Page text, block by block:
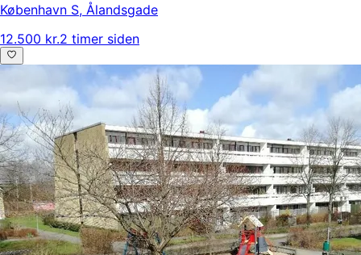
København S, Ålandsgade
12.500 kr.2 timer siden